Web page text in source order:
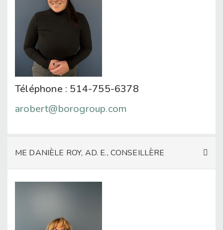
Téléphone : 514-755-6378
arobert@borogroup.com
ME DANIÈLE ROY, AD. E., CONSEILLÈRE